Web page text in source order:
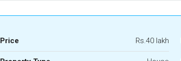
Price Rs.40 lakh